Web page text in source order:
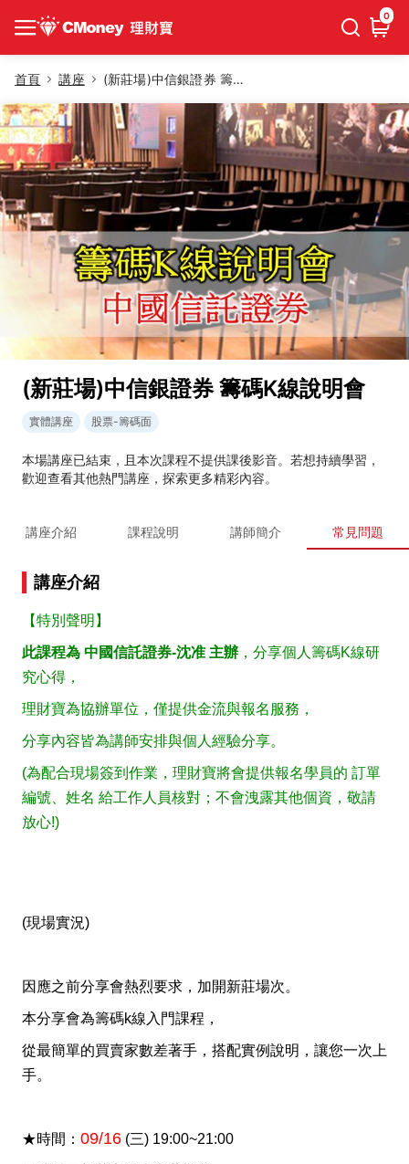
0
首頁 講座 (新莊場)中信銀證券 籌碼K線說明會
(新莊場)中信銀證券 籌碼K線說明會
實體講座 股票-籌碼面
本場講座已結束，且本次課程不提供課後影音。若想持續學習，
歡迎查看其他熱門講座，探索更多精彩內容。
講座介紹 課程說明 講師簡介 常見問題
講座介紹
【特別聲明】
此課程為 中國信託證券-沈准 主辦 ，分享個人籌碼K線研
究心得，
理財寶為協辦單位，僅提供金流與報名服務，
分享內容皆為講師安排與個人經驗分享。
(為配合現場簽到作業，理財寶將會提供報名學員的 訂單
編號、姓名 給工作人員核對；不會洩露其他個資，敬請
放心!)
(現場實況)
因應之前分享會熱烈要求，加開新莊場次。
本分享會為籌碼k線入門課程，
從最簡單的買賣家數差著手，搭配實例說明，讓您一次上
手。
★時間： 09/16 (三) 19:00~21:00